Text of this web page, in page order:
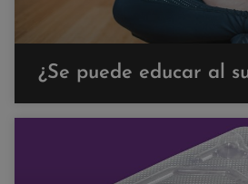
¿Se puede educar al